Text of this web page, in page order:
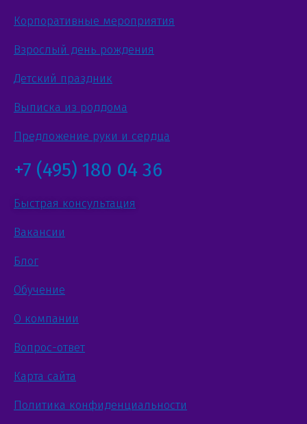
Корпоративные мероприятия
Взрослый день рождения
Детский праздник
Выписка из роддома
Предложение руки и сердца
+7 (495) 180 04 36
Быстрая консультация
Вакансии
Блог
Обучение
О компании
Вопрос-ответ
Карта сайта
Политика конфиденциальности